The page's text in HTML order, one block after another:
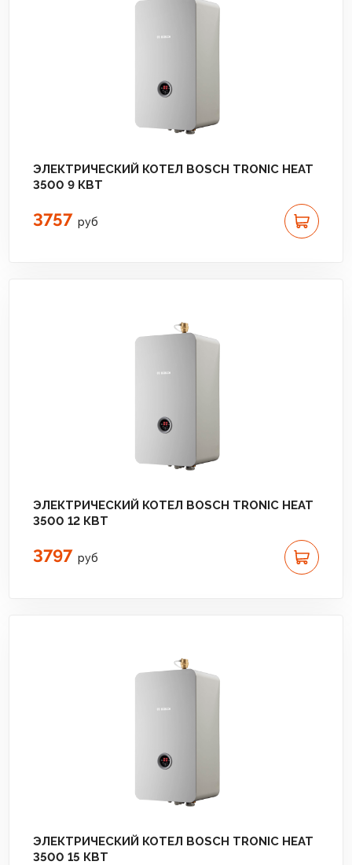
ЭЛЕКТРИЧЕСКИЙ КОТЕЛ BOSCH TRONIC HEAT
3500 9 КВТ
3757 руб
ЭЛЕКТРИЧЕСКИЙ КОТЕЛ BOSCH TRONIC HEAT
3500 12 КВТ
3797 руб
ЭЛЕКТРИЧЕСКИЙ КОТЕЛ BOSCH TRONIC HEAT
3500 15 КВТ